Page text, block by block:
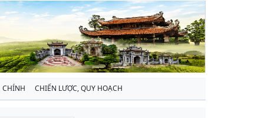
CHÍNH CHIẾN LƯỢC, QUY HOẠCH